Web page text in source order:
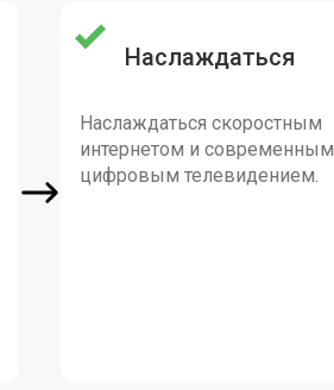
Наслаждаться
Наслаждаться скоростным
интернетом и современным
цифровым телевидением.